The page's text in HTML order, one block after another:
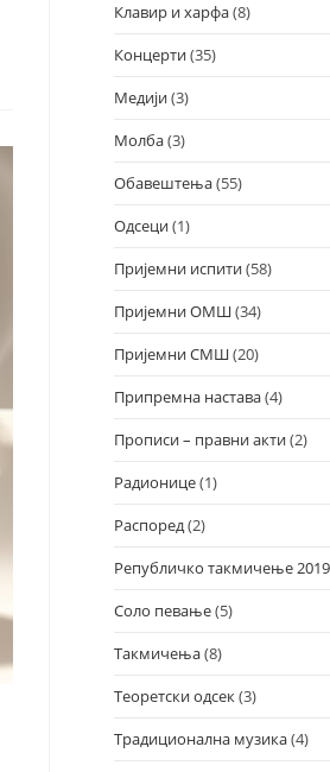
Клавир и харфа(8)
Концерти(35)
Медији(3)
Молба(3)
Обавештења(55)
Одсеци(1)
Пријемни испити(58)
Пријемни ОМШ(34)
Пријемни СМШ(20)
Припремна настава(4)
Прописи – правни акти(2)
Радионице(1)
Распоред(2)
Републичко такмичење
Соло певање(5)
Такмичења(8)
Теоретски одсек(3)
Традиционална музика(4)